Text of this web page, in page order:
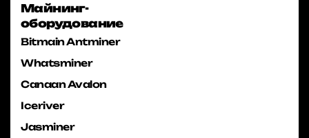
Майнинг-
оборудование
Bitmain Antminer
Whatsminer
Canaan Avalon
Iceriver
Jasminer